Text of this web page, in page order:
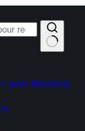
your Business